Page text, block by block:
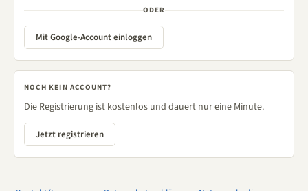
ODER
Mit Google-Account einloggen
NOCH KEIN ACCOUNT?
Die Registrierung ist kostenlos und dauert nur eine Minute.
Jetzt registrieren